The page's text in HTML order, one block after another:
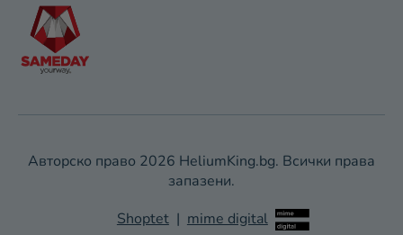
Shoptet | mime digital
Авторско право 2026 HeliumKing.bg. Всички права
запазени.